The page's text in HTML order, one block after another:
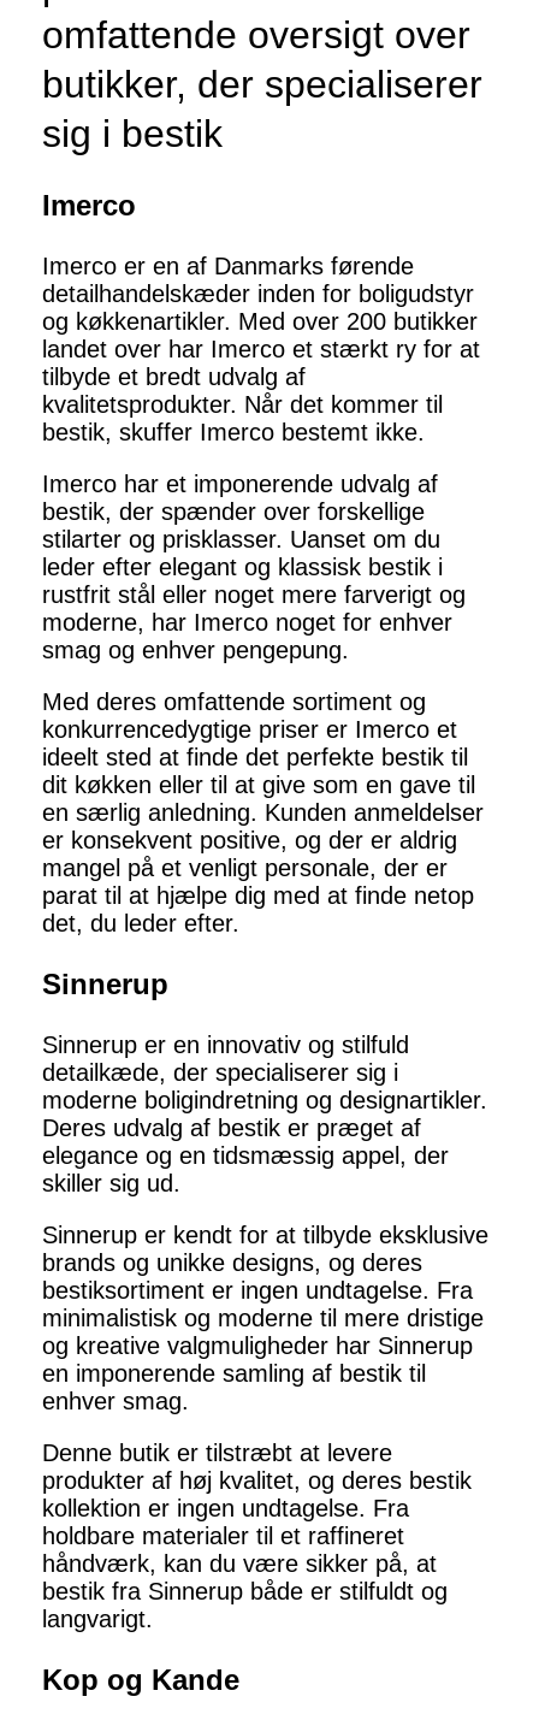
omfattende oversigt over
butikker, der specialiserer
sig i bestik
Imerco
Imerco er en af Danmarks førende
detailhandelskæder inden for boligudstyr
og køkkenartikler. Med over 200 butikker
landet over har Imerco et stærkt ry for at
tilbyde et bredt udvalg af
kvalitetsprodukter. Når det kommer til
bestik, skuffer Imerco bestemt ikke.
Imerco har et imponerende udvalg af
bestik, der spænder over forskellige
stilarter og prisklasser. Uanset om du
leder efter elegant og klassisk bestik i
rustfrit stål eller noget mere farverigt og
moderne, har Imerco noget for enhver
smag og enhver pengepung.
Med deres omfattende sortiment og
konkurrencedygtige priser er Imerco et
ideelt sted at finde det perfekte bestik til
dit køkken eller til at give som en gave til
en særlig anledning. Kunden anmeldelser
er konsekvent positive, og der er aldrig
mangel på et venligt personale, der er
parat til at hjælpe dig med at finde netop
det, du leder efter.
Sinnerup
Sinnerup er en innovativ og stilfuld
detailkæde, der specialiserer sig i
moderne boligindretning og designartikler.
Deres udvalg af bestik er præget af
elegance og en tidsmæssig appel, der
skiller sig ud.
Sinnerup er kendt for at tilbyde eksklusive
brands og unikke designs, og deres
bestiksortiment er ingen undtagelse. Fra
minimalistisk og moderne til mere dristige
og kreative valgmuligheder har Sinnerup
en imponerende samling af bestik til
enhver smag.
Denne butik er tilstræbt at levere
produkter af høj kvalitet, og deres bestik
kollektion er ingen undtagelse. Fra
holdbare materialer til et raffineret
håndværk, kan du være sikker på, at
bestik fra Sinnerup både er stilfuldt og
langvarigt.
Kop og Kande